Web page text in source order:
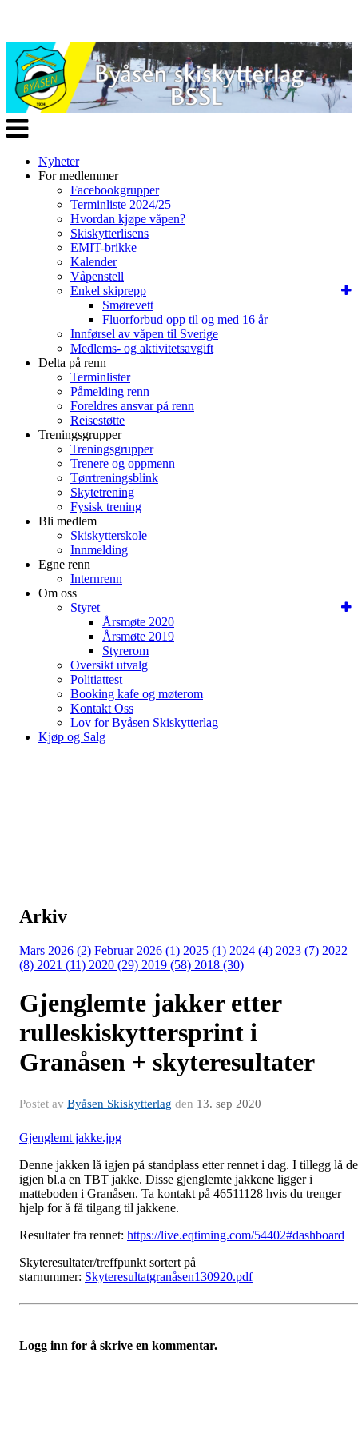
Veksle
navigasjon
Nyheter
For medlemmer
Facebookgrupper
Terminliste 2024/25
Hvordan kjøpe våpen?
Skiskytterlisens
EMIT-brikke
Kalender
Våpenstell
Enkel skiprepp
Smørevett
Fluorforbud opp til og med 16 år
Innførsel av våpen til Sverige
Medlems- og aktivitetsavgift
Delta på renn
Terminlister
Påmelding renn
Foreldres ansvar på renn
Reisestøtte
Treningsgrupper
Treningsgrupper
Trenere og oppmenn
Tørrtreningsblink
Skytetrening
Fysisk trening
Bli medlem
Skiskytterskole
Innmelding
Egne renn
Internrenn
Om oss
Styret
Årsmøte 2020
Årsmøte 2019
Styrerom
Oversikt utvalg
Politiattest
Booking kafe og møterom
Kontakt Oss
Lov for Byåsen Skiskytterlag
Kjøp og Salg
Arkiv
Mars 2026 (2) Februar 2026 (1) 2025 (1) 2024 (4) 2023 (7) 2022
(8) 2021 (11) 2020 (29) 2019 (58) 2018 (30)
Gjenglemte jakker etter
rulleskiskyttersprint i
Granåsen + skyteresultater
Postet av Byåsen Skiskytterlag den 13. sep 2020
Gjenglemt jakke.jpg
Denne jakken lå igjen på standplass etter rennet i dag. I tillegg lå
igjen bl.a en TBT jakke. Disse gjenglemte jakkene ligger i
matteboden i Granåsen. Ta kontakt på 46511128 hvis du trenger
hjelp for å få tilgang til jakkene.
Resultater fra rennet: https://live.eqtiming.com/54402#dashboard
Skyteresultater/treffpunkt sortert på
starnummer: Skyteresultatgranåsen130920.pdf
Logg inn for å skrive en kommentar.